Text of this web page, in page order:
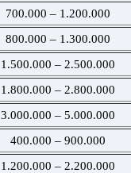
700.000 – 1.200.000
800.000 – 1.300.000
1.500.000 – 2.500.000
1.800.000 – 2.800.000
3.000.000 – 5.000.000
400.000 – 900.000
1.200.000 – 2.200.000